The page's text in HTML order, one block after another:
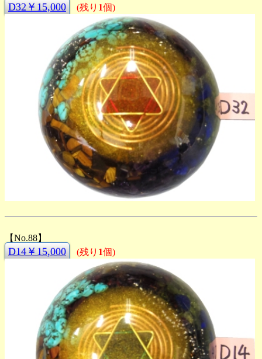
D32￥15,000 (残り 1個)
【No.88】
D14￥15,000 (残り 1個)